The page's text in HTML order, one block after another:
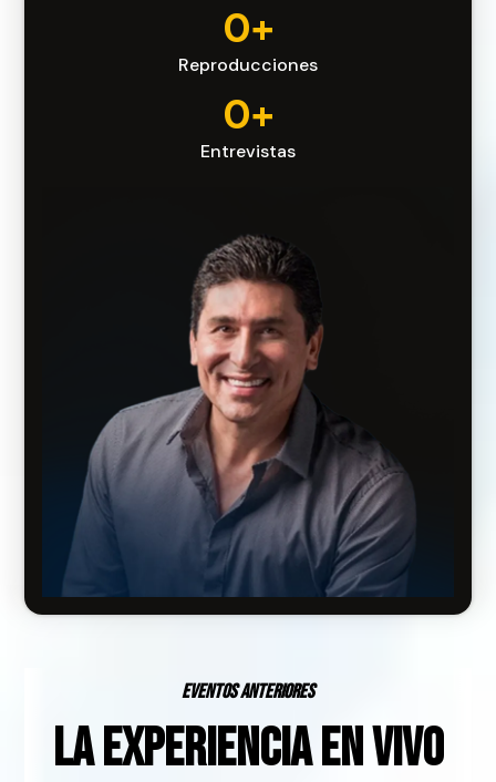
0+
Reproducciones
0+
Entrevistas
Eventos anteriores
La experiencia en vivo